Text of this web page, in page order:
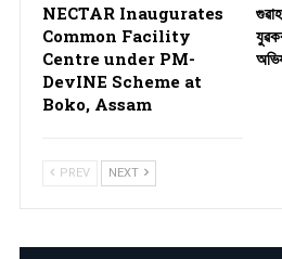
NECTAR Inaugurates
Common Facility
Centre under PM-
DevINE Scheme at
Boko, Assam
PREV NEXT